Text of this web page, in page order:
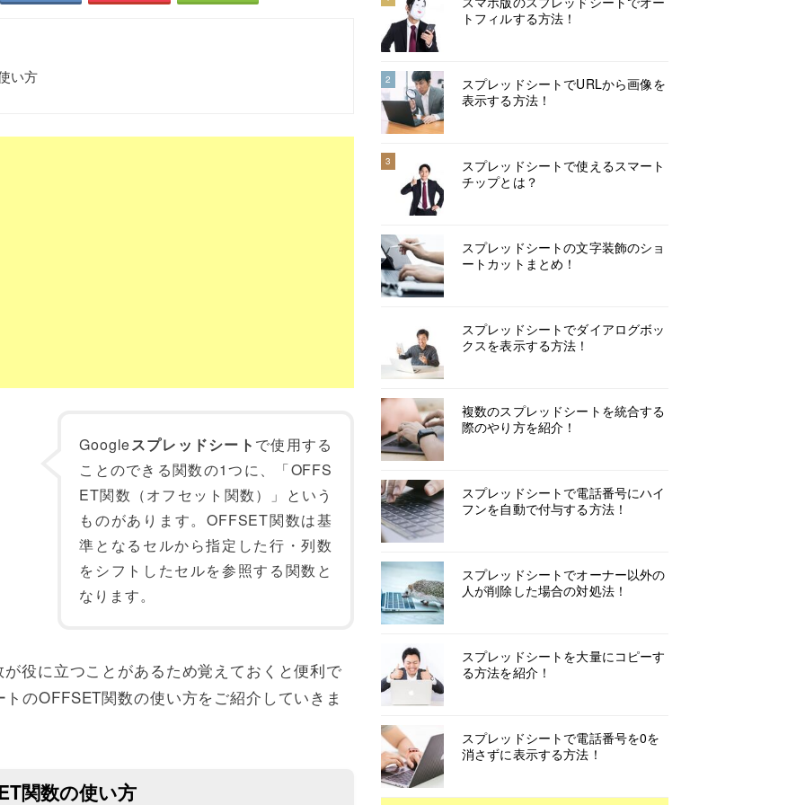
い方
Googleスプレッドシート で使用する
ことのできる関数の1つに、「OFFS
ET関数（オフセット関数）」という
ものがあります。OFFSET関数は基
準となるセルから指定した行・列数
をシフトしたセルを参照する関数と
なります。
役に立つことがあるため覚えておくと便利で
のOFFSET関数の使い方をご紹介していきま
関数の使い方
トフィルする方法！
2
スプレッドシートでURLから画像を
表示する方法！
3
スプレッドシートで使えるスマート
チップとは？
スプレッドシートの文字装飾のショ
ートカットまとめ！
スプレッドシートでダイアログボッ
クスを表示する方法！
複数のスプレッドシートを統合する
際のやり方を紹介！
スプレッドシートで電話番号にハイ
フンを自動で付与する方法！
スプレッドシートでオーナー以外の
人が削除した場合の対処法！
スプレッドシートを大量にコピーす
る方法を紹介！
スプレッドシートで電話番号を0を
消さずに表示する方法！